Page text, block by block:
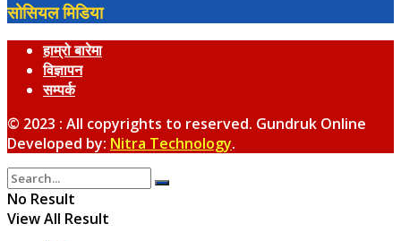
सोसियल मिडिया
हाम्रो बारेमा
विज्ञापन
सम्पर्क
© 2023 : All copyrights to reserved. Gundruk Online
Developed by: Nitra Technology.
No Result
View All Result